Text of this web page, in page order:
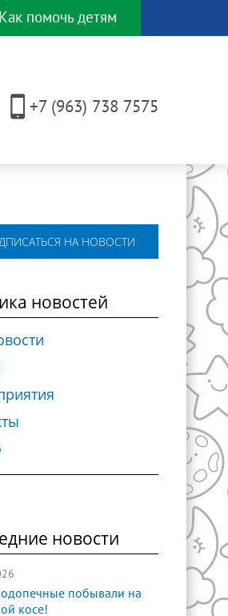
Как помочь детям
+7 (963) 738 7575
НА НОВОСТИ
новостей
новости
побывали на
косе!